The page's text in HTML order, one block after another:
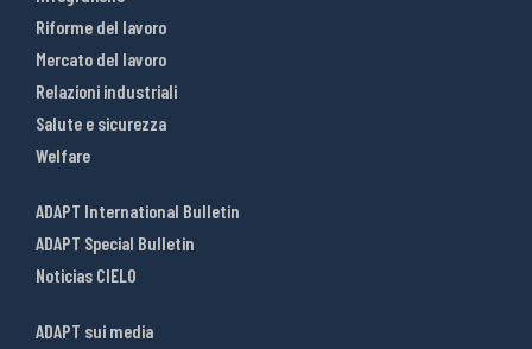
Riforme del lavoro
Mercato del lavoro
Relazioni industriali
Salute e sicurezza
Welfare
ADAPT International Bulletin
ADAPT Special Bulletin
Noticias CIELO
ADAPT sui media